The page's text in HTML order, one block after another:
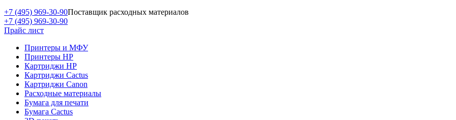
+7 (495) 969-30-90Поставщик расходных материалов
+7 (495) 969-30-90
Прайс лист
Принтеры и МФУ
Принтеры HP
Картриджи HP
Картриджи Cactus
Картриджи Canon
Расходные материалы
Бумага для печати
Бумага Cactus